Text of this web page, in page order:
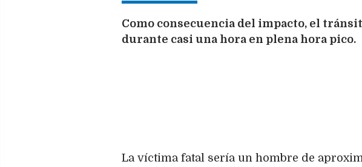
Como consecuencia del impacto, el
durante casi una hora en plena hora pico.
La víctima fatal sería un hombre de